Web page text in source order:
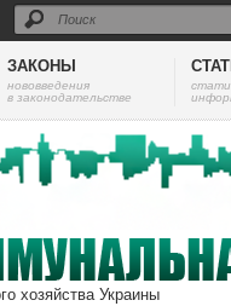
ЗАКОНЫ
нововведения
в законодательстве
хозяйства Украины